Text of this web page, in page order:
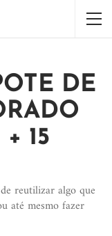
DE
15
reutilizar algo que
até mesmo fazer